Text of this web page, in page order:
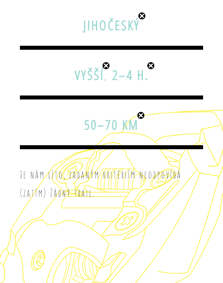
JIHOČESKÝ
VYŠŠÍ, 2–4 H.
50–70 KM
Je nám líto, zadaným kritériím neodpovídá
(zatím) žádný trail.